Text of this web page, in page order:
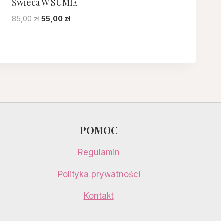
85,00zł Pierwotna
55,00 złAktualna
POMOC
Regulamin
Polityka prywatności
Kontakt